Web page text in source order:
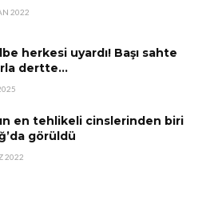
2022
herkesi uyardı! Başı sahte
dertte…
en tehlikeli cinslerinden biri
görüldü
2022